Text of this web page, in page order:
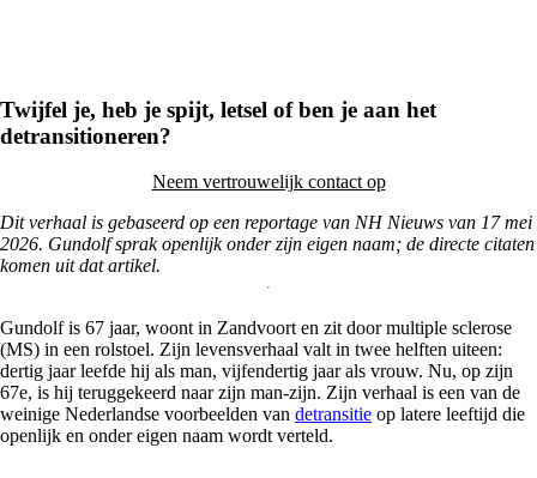
Twijfel je, heb je spijt, letsel of ben je aan het
detransitioneren?
Neem vertrouwelijk contact op
Dit verhaal is gebaseerd op een reportage van NH Nieuws van 17 mei
2026. Gundolf sprak openlijk onder zijn eigen naam; de directe citaten
komen uit dat artikel.
Gundolf is 67 jaar, woont in Zandvoort en zit door multiple sclerose
(MS) in een rolstoel. Zijn levensverhaal valt in twee helften uiteen:
dertig jaar leefde hij als man, vijfendertig jaar als vrouw. Nu, op zijn
67e, is hij teruggekeerd naar zijn man-zijn. Zijn verhaal is een van de
weinige Nederlandse voorbeelden van detransitie op latere leeftijd die
openlijk en onder eigen naam wordt verteld.